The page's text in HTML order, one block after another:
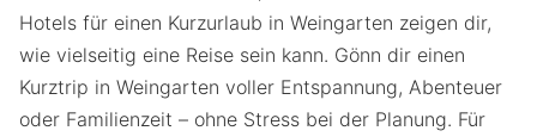
Hotels für einen Kurzurlaub in Weingarten zeigen dir,
wie vielseitig eine Reise sein kann. Gönn dir einen
Kurztrip in Weingarten voller Entspannung, Abenteuer
oder Familienzeit – ohne Stress bei der Planung. Für